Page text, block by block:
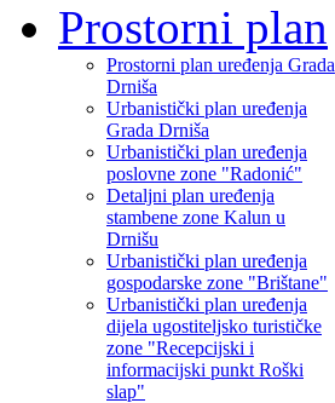
Prostorni plan
Prostorni plan uređenja Grada
Drniša
Urbanistički plan uređenja
Grada Drniša
Urbanistički plan uređenja
poslovne zone "Radonić"
Detaljni plan uređenja
stambene zone Kalun u
Drnišu
Urbanistički plan uređenja
gospodarske zone "Brištane"
Urbanistički plan uređenja
dijela ugostiteljsko turističke
zone "Recepcijski i
informacijski punkt Roški
slap"